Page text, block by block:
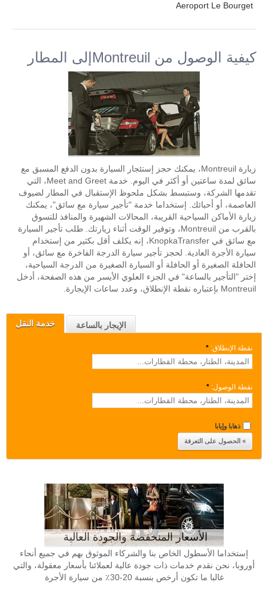
خدمة النقل الإيجار بالساعة
نقطة الإنطلاق: *
نقطة الوصول: *
ذهابا وإيابا
الأسعار المنخفضة والجودة العالية
إستخداما الأسطول الخاص بنا والشركاء الموثوق بهم في جميع أنحاء
أوروبا، نحن نقدم خدمات ذات جودة عالية لعملائنا بأسعار معقولة، والتي
غالبا ما تكون أرخص بنسبة 20-30٪ من سيارة الأجرة
Aeroport Le Bourget
كيفية الوصول من Montreuilإلى المطار
زيارة Montreuil، يمكنك حجز إستئجار السيارة بدون الدفع المسبق مع
سائق لمدة ساعتين أو أكثر في اليوم. خدمة Meet and Greet، التي
تقدمها الشركة، وستبسط بشكل ملحوظ الإستقبال في المطار لضيوف
العاصمة، أو أحبائك. إستخداما خدمة "تأجير سيارة مع سائق"، يمكنك
زيارة الأماكن السياحية القريبة، المحالات الشهيرة والمنافذ للتسوق
بالقرب من Montreuil، وتوفير الوقت أثناء زيارتك. طلب تأجير السيارة
مع سائق في KnopkaTransfer، إنه يكلف أقل بكثير من إستخدام
سيارة الأجرة العادية. لحجز تأجير سيارة الدرجة الفاخرة مع سائق، أو
الحافلة الصغيرة أو الحافلة أو السيارة الصغيرة من الدرجة السياحية،
إختر "التأجير بالساعة" في الجزء العلوي الأيسر من هذه الصفحة، أدخل
Montreuil بإعتباره نقطة الإنطلاق، وعدد ساعات الإيجارة.